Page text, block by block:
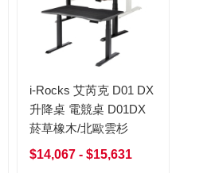
i-Rocks 艾芮克 D01 DX
升降桌 電競桌 D01DX
菸草橡木/北歐雲杉
$14,067 - $15,631